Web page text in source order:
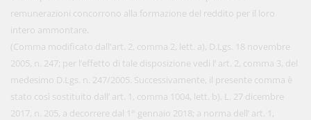
remunerazioni concorrono alla formazione del reddito per il loro
intero ammontare.
(Comma modificato dall'art. 2, comma 2, lett. a), D.Lgs. 18 novembre
2005, n. 247; per l’effetto di tale disposizione vedi l’ art. 2, comma 3, del
medesimo D.Lgs. n. 247/2005. Successivamente, il presente comma è
stato così sostituito dall’ art. 1, comma 1004, lett. b), L. 27 dicembre
2017, n. 205, a decorrere dal 1° gennaio 2018; a norma dell’ art. 1,